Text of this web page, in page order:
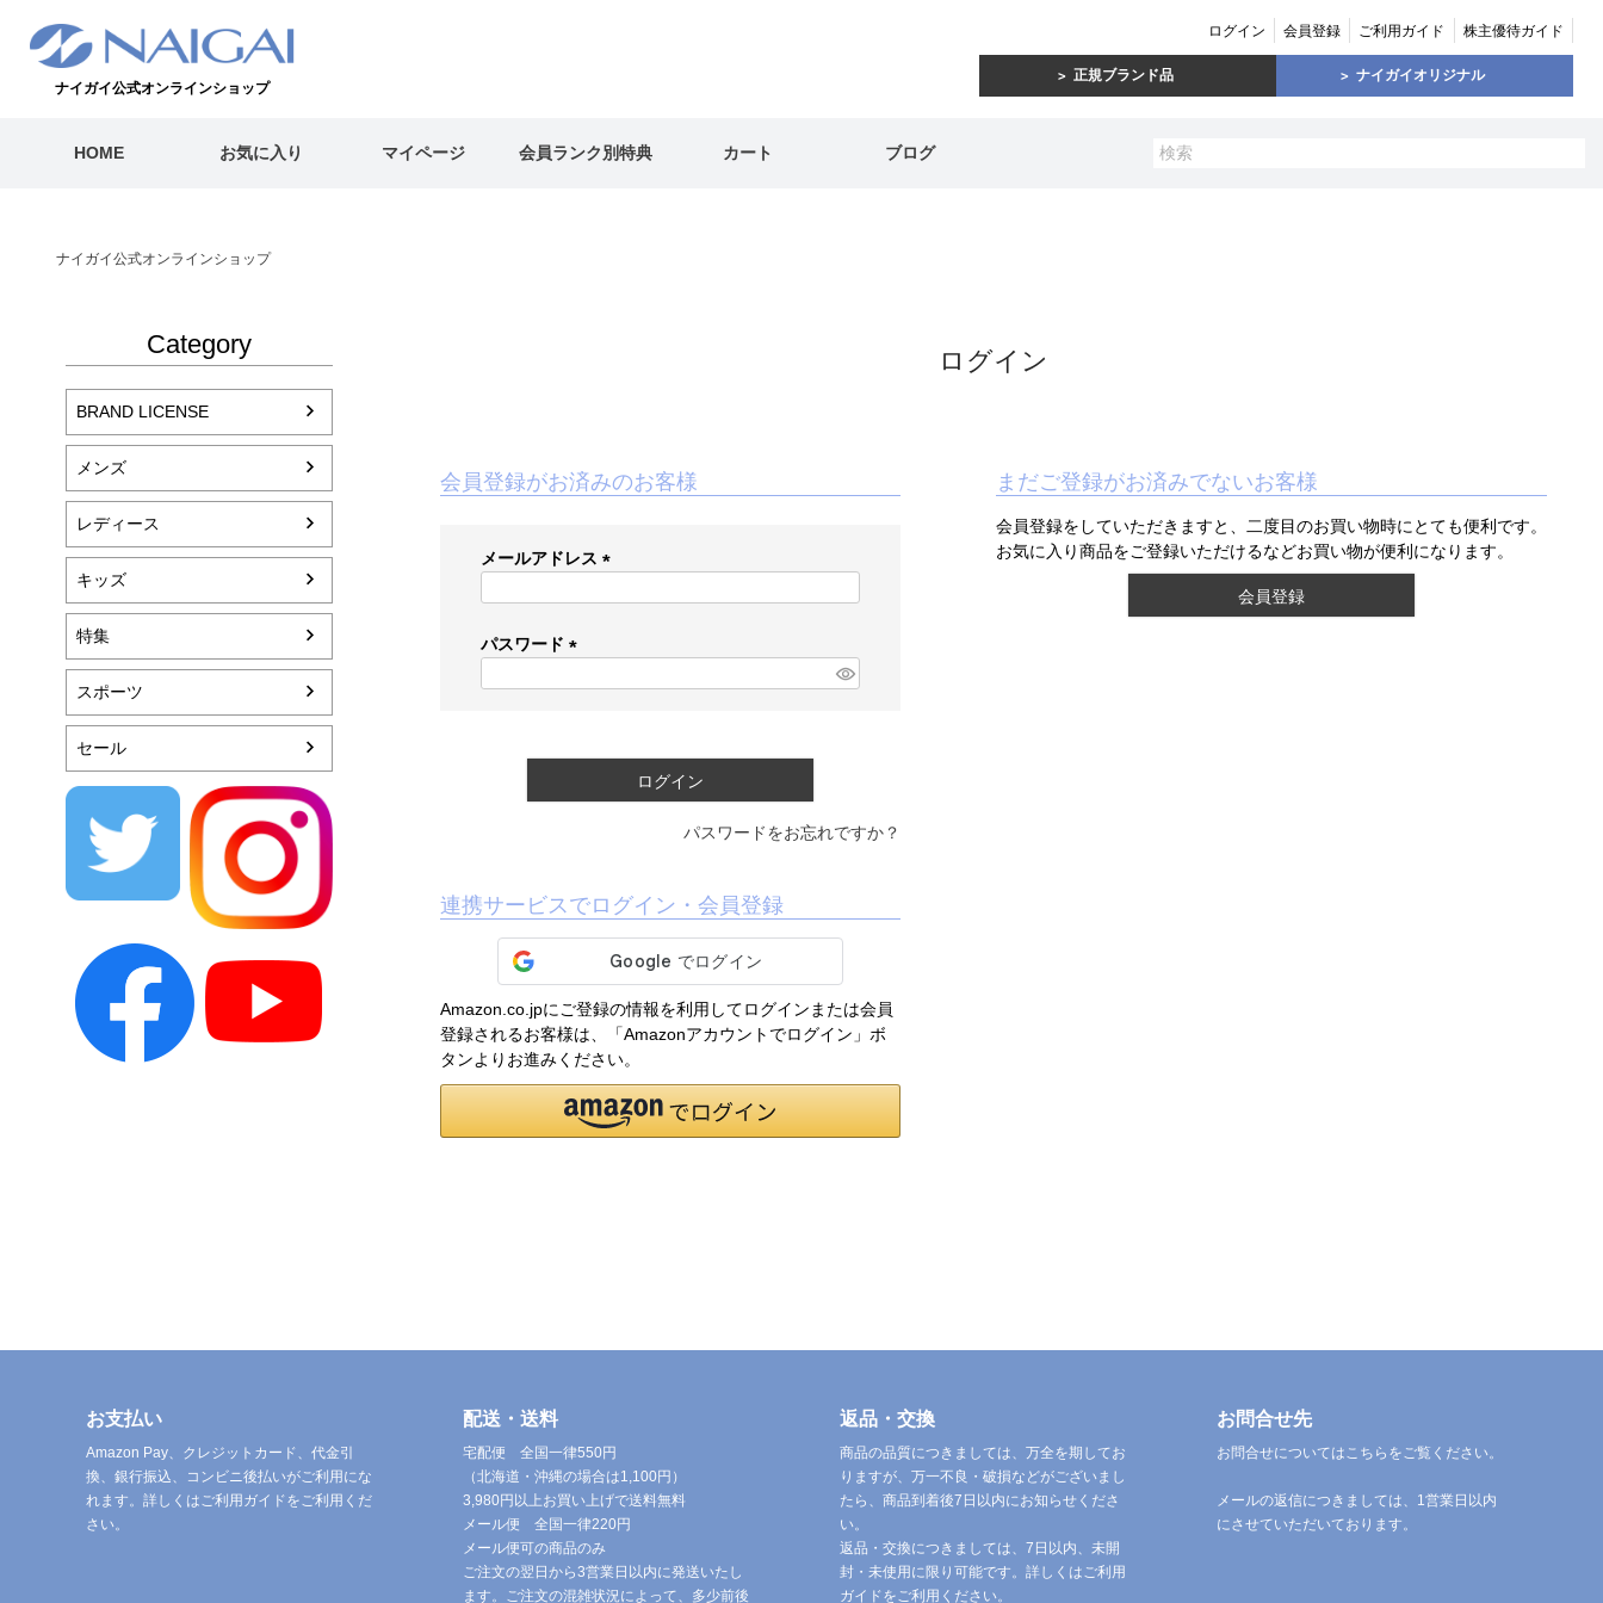
ナイガイ公式オンラインショップ
ログイン 会員登録 ご利用ガイド 株主優待ガイド
正規ブランド品 ナイガイオリジナル
HOME お気に入り マイページ 会員ランク別特典 カート ブログ
ナイガイ公式オンラインショップ
Category
BRAND LICENSE
メンズ
レディース
キッズ
特集
スポーツ
セール
ログイン
会員登録がお済みのお客様
メールアドレス
)
パスワード
ログイン
パスワードをお忘れですか？
連携サービスでログイン・会員登録
Amazon.co.jpにご登録の情報を利用してログインまたは会員
登録されるお客様は、「Amazonアカウントでログイン」ボ
タンよりお進みください。
まだご登録がお済みでないお客様
会員登録をしていただきますと、二度目のお買い物時にとても便利です。
お気に入り商品をご登録いただけるなどお買い物が便利になります。
会員登録
お支払い
Amazon Pay、クレジットカード、代金引
換、銀行振込、コンビニ後払いがご利用にな
れます。詳しくはご利用ガイドをご利用くだ
さい。
配送・送料
宅配便 全国一律550円
（北海道・沖縄の場合は1,100円）
3,980円以上お買い上げで送料無料
メール便 全国一律220円
メール便可の商品のみ
ご注文の翌日から3営業日以内に発送いたし
ます。ご注文の混雑状況によって、多少前後
返品・交換
商品の品質につきましては、万全を期してお
りますが、万一不良・破損などがございまし
たら、商品到着後7日以内にお知らせくださ
い。
返品・交換につきましては、7日以内、未開
封・未使用に限り可能です。詳しくはご利用
ガイドをご利用ください。
お問合せ先
お問合せについてはこちらをご覧ください。
メールの返信につきましては、1営業日以内
にさせていただいております。